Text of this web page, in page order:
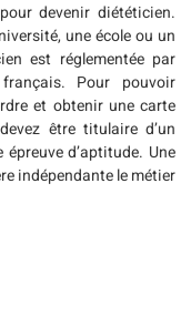
devenir diététicien.
une école ou un
est réglementée par
français. Pour pouvoir
et obtenir une carte
être titulaire d’un
d’aptitude. Une
indépendante le métier